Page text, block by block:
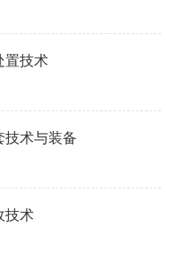
置技术
技术与装备
技术